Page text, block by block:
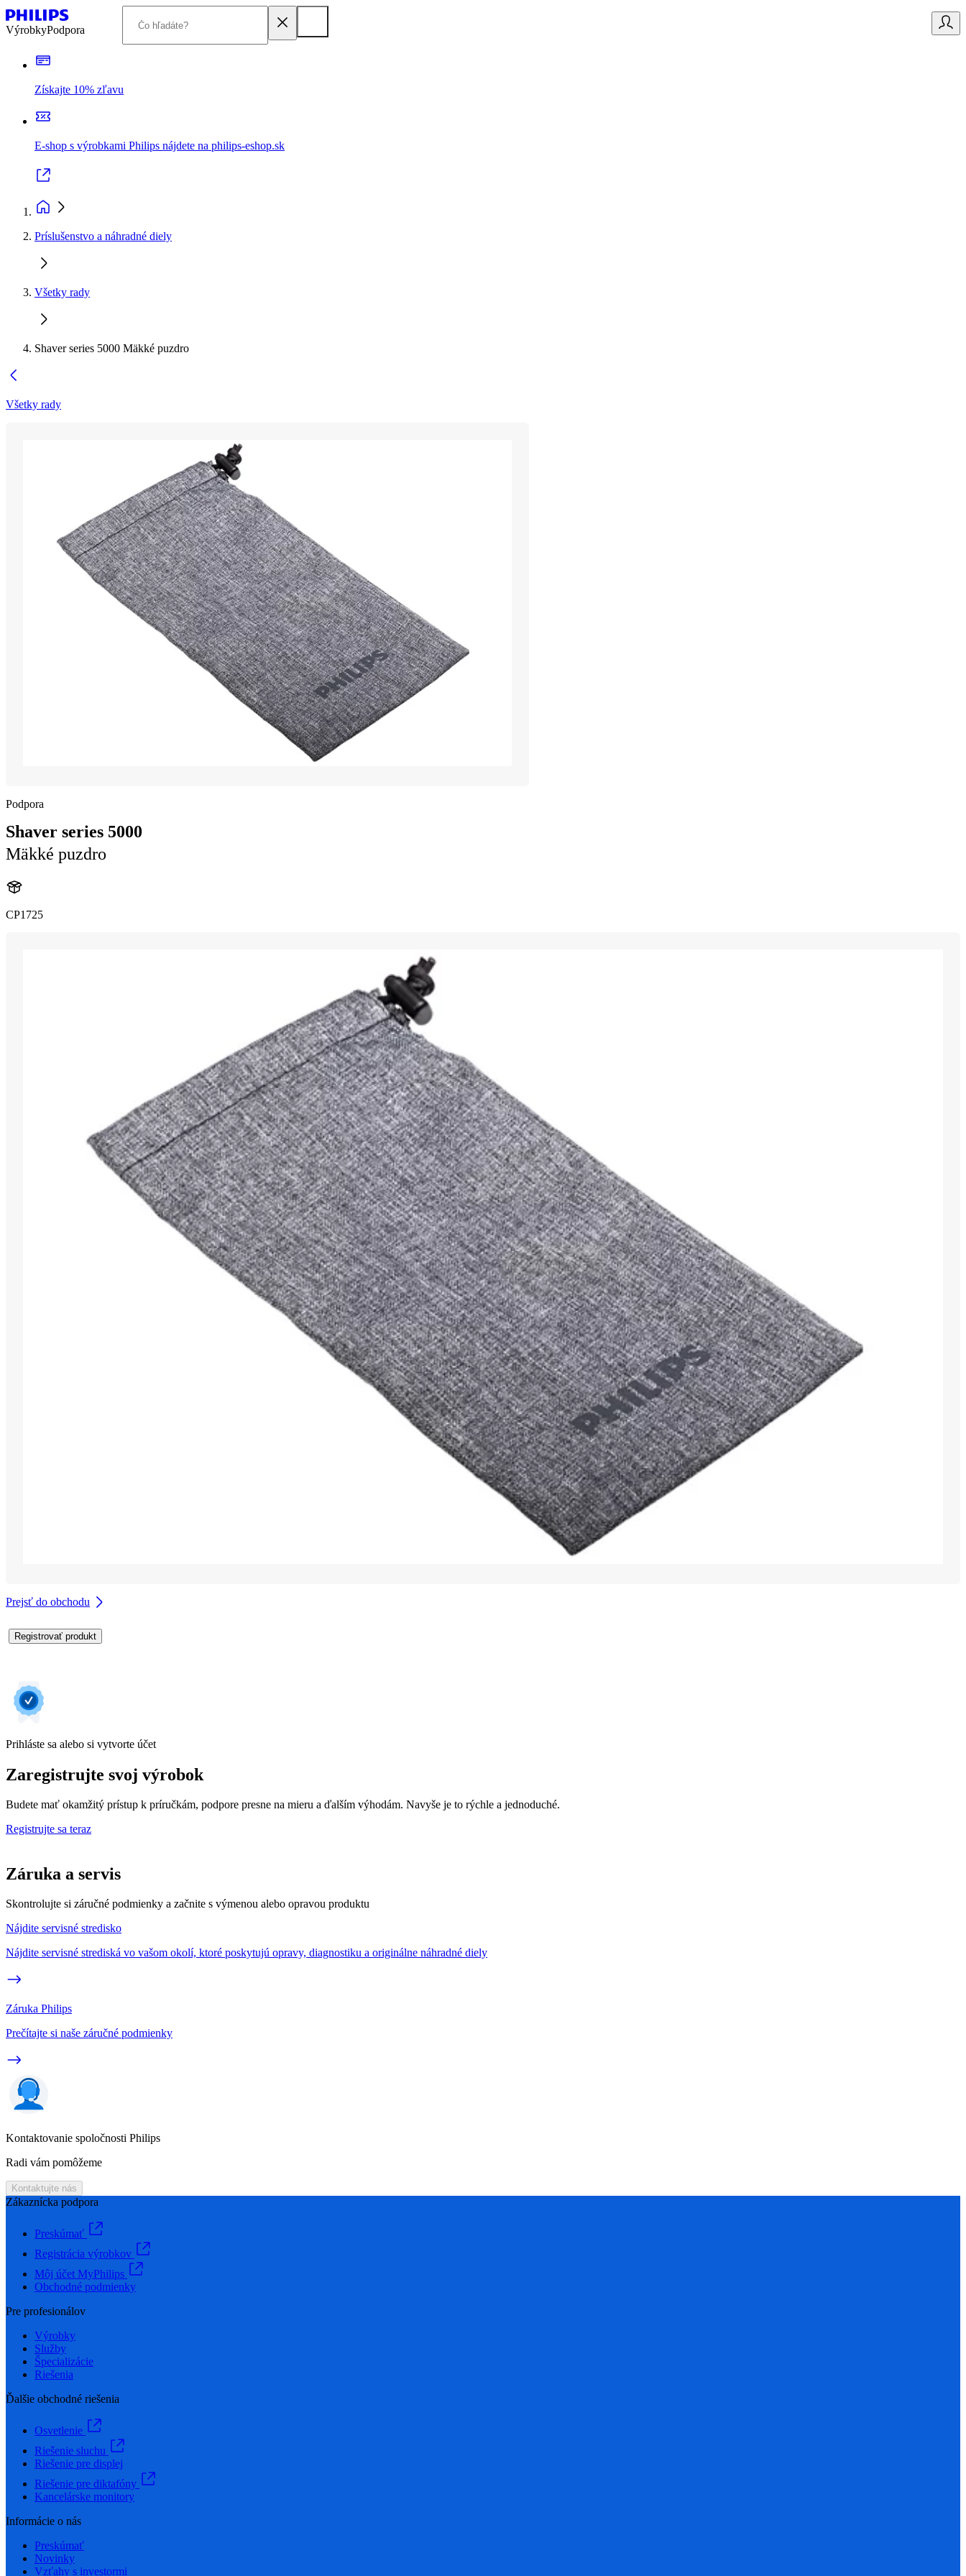
VýrobkyPodpora
Získajte 10% zľavu
E-shop s výrobkami Philips nájdete na philips-eshop.sk
Príslušenstvo a náhradné diely
Všetky rady
Shaver series 5000 Mäkké puzdro
Všetky rady
Podpora
Shaver series 5000
Mäkké puzdro
CP1725
Prejsť do obchodu
Registrovať produkt
Prihláste sa alebo si vytvorte účet
Zaregistrujte svoj výrobok
Budete mať okamžitý prístup k príručkám, podpore presne na mieru a ďalším výhodám. Navyše je to rýchle a jednoduché.
Registrujte sa teraz
Záruka a servis
Skontrolujte si záručné podmienky a začnite s výmenou alebo opravou produktu
Nájdite servisné stredisko
Nájdite servisné strediská vo vašom okolí, ktoré poskytujú opravy, diagnostiku a originálne náhradné diely
Záruka Philips
Prečítajte si naše záručné podmienky
Kontaktovanie spoločnosti Philips
Radi vám pomôžeme
Kontaktujte nás
Zákaznícka podpora
Preskúmať
Registrácia výrobkov
Môj účet MyPhilips
Obchodné podmienky
Pre profesionálov
Výrobky
Služby
Špecializácie
Riešenia
Ďalšie obchodné riešenia
Osvetlenie
Riešenie sluchu
Riešenie pre displej
Riešenie pre diktafóny
Kancelárske monitory
Informácie o nás
Preskúmať
Novinky
Vzťahy s investormi